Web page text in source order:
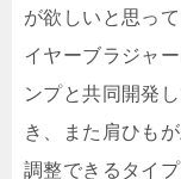
が欲しいと思っ
イヤーブラジャ
ンプと共同開発
き、また肩ひも
調整できるタイ